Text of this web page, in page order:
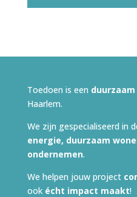
Toedoen is een duurzaam
Haarlem.
We zijn gespecialiseerd in
energie, duurzaam
ondernemen.
We helpen jouw project
ook écht impact maakt!